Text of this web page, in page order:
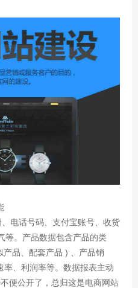
电话号码、支付宝账号、收货
等。产品数据包含产品的类
品、配套产品 ) 、产品销
、利润率等。数据报表主动
便公开了，总归这是电商网站